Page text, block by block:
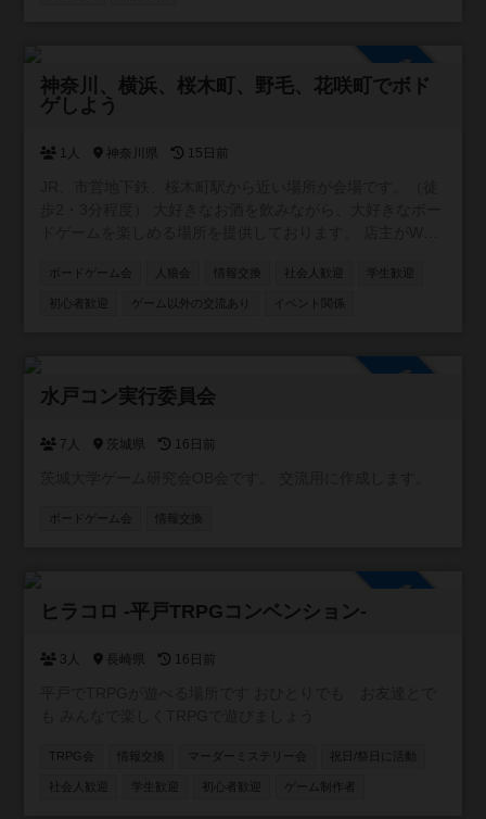
参加自由
神奈川、横浜、桜木町、野毛、花咲町でボド
ゲしよう
1人 神奈川県 15日前
てスペースを貸し出す事はできます。要するに、店主不在
の時は、お酒や食事の提供、ボードゲームのルール説明が
した。 店内には約２００種類のボドゲ、いくつかの人狼
系、クトゥルフ神話TRPGのルールブックがございます。
土日祝のカテゴリに分けて参加を募っていきます。 これか
ニティに参加いただき、開催の連絡ができる人数を増やさ
ボードゲーム会 人狼会 情報交換 社会人歓迎 学生歓迎
初心者歓迎 ゲーム以外の交流あり イベント関係
水戸コン実行委員会
7人 茨城県 16日前
ボードゲーム会 情報交換
ヒラコロ -平戸TRPGコンベンション-
3人 長崎県 16日前
TRPG会 情報交換 マーダーミステリー会 祝日/祭日に活動
社会人歓迎 学生歓迎 初心者歓迎 ゲーム制作者